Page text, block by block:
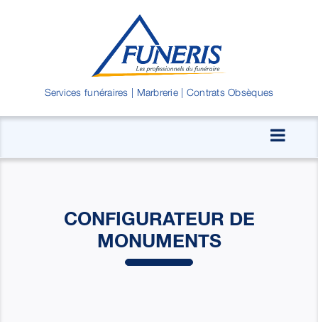
Services funéraires | Marbrerie | Contrats Obsèques
CONFIGURATEUR DE
MONUMENTS